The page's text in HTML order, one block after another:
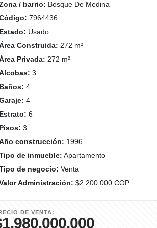
/ barrio: Bosque De Medina
7964436
Usado
Construida: 272 m²
Privada: 272 m²
3
4
4
6
3
construcción: 1996
de inmueble: Apartamento
de negocio: Venta
Administración: $2.200.000 COP
DE VENTA: